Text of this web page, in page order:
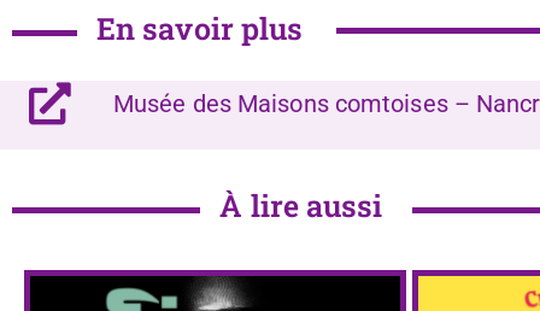
En savoir plus
Musée des Maisons comtoises –
À lire aussi